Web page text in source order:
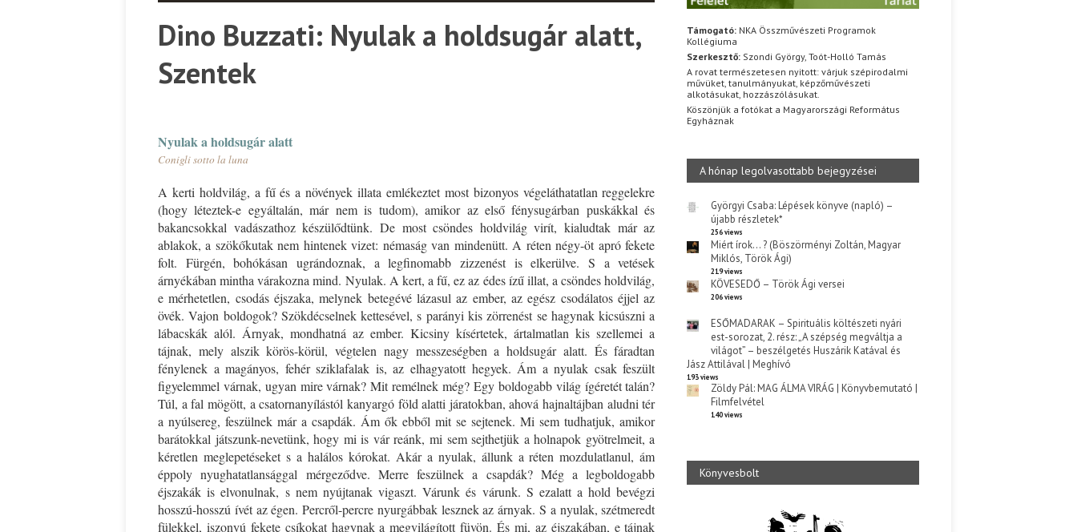
Dino Buzzati: Nyulak a holdsugár alatt,
Szentek
Nyulak aholdsugáralatt
Coniglisotto la luna
A kerti holdvilág, a fű és a növények illata emlékeztet most bizonyos végeláthatatlan reggelekre
(hogy léteztek-e egyáltalán, már nem is tudom), amikor az első fénysugárban puskákkal és
bakancsokkal vadászathoz készülődtünk. De most csöndes holdvilág virít, kialudtak már az
ablakok, a szökőkutak nem hintenek vizet: némaság van mindenütt. A réten négy-öt apró fekete
folt. Fürgén, bohókásan ugrándoznak, a legfinomabb zizzenést is elkerülve. S a vetések
árnyékában mintha várakozna mind. Nyulak. A kert, a fű, ez az édes ízű illat, a csöndes holdvilág,
e mérhetetlen, csodás éjszaka, melynek betegévé lázasul az ember, az egész csodálatos éjjel az
övék. Vajon boldogok? Szökdécselnek kettesével, s parányi kis zörrenést se hagynak kicsúszni a
lábacskák alól. Árnyak, mondhatná az ember. Kicsiny kísértetek, ártalmatlan kis szellemei a
tájnak, mely alszik körös-körül, végtelen nagy messzeségben a holdsugár alatt. És fáradtan
fénylenek a magányos, fehér sziklafalak is, az elhagyatott hegyek. Ám a nyulak csak feszült
figyelemmel várnak, ugyan mire várnak? Mit remélnek még? Egy boldogabb világ ígéretét talán?
Túl, a fal mögött, a csatornanyílástól kanyargó föld alatti járatokban, ahová hajnaltájban aludni tér
a nyúlsereg, feszülnek már a csapdák. Ám ők ebből mit se sejtenek. Mi sem tudhatjuk, amikor
barátokkal játszunk-nevetünk, hogy mi is vár reánk, mi sem sejthetjük a holnapok gyötrelmeit, a
kéretlen meglepetéseket s a halálos kórokat. Akár a nyulak, állunk a réten mozdulatlanul, ám
éppoly nyughatatlansággal mérgeződve. Merre feszülnek a csapdák? Még a legboldogabb
éjszakák is elvonulnak, s nem nyújtanak vigaszt. Várunk és várunk. S ezalatt a hold bevégzi
hosszú-hosszú ívét az égen. Percről-percre nyurgábbak lesznek az árnyak. S a nyulak, szétmeredt
fülekkel, iszonyú fekete csíkokat hagynak a megvilágított füvön. És mi, az éjszakában, e tájnak
Támogató: NKA Összművészeti Programok
Kollégiuma
Szerkesztő: Szondi György, Toót-Holló Tamás
A rovat természetesen nyitott: várjuk szépirodalmi
művüket, tanulmányukat, képzőművészeti
alkotásukat, hozzászólásukat.
Köszönjük a fotókat a Magyarországi Református
Egyháznak
A hónap legolvasottabb bejegyzései
Györgyi Csaba: Lépések könyve (napló) –
újabb részletek*
256 views
Miért írok… ? (Böszörményi Zoltán, Magyar
Miklós, Török Ági)
219 views
KÖVESEDŐ – Török Ági versei
206 views
ESŐMADARAK – Spirituális költészeti nyári
est-sorozat, 2. rész: „A szépség megváltja a
világot” – beszélgetés Huszárik Katával és
Jász Attilával | Meghívó
193 views
Zöldy Pál: MAG ÁLMA VIRÁG | Könyvbemutató |
Filmfelvétel
140 views
Könyvesbolt